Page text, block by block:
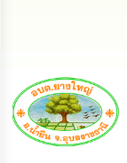
ทุจริต
มาตรการ
ส่ง
เสริม